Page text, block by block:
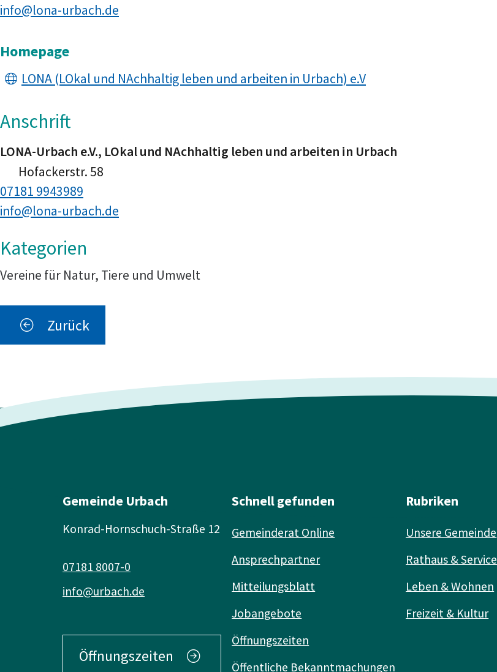
info@lona-urbach.de
Homepage
LONA (LOkal und NAchhaltig leben und arbeiten in Urbach) e.V
Anschrift
LONA-Urbach e.V., LOkal und NAchhaltig leben und arbeiten in Urbach
Hofackerstr. 58
info@lona-urbach.de
07181 9943989
Vereine für Natur, Tiere und Umwelt
Zurück
Gemeinde Urbach
Konrad-Hornschuch-Straße 12
info@urbach.de
07181 8007-0
Öffnungszeiten
Schnell gefunden
Gemeinderat Online
Ansprechpartner
Mitteilungsblatt
Jobangebote
Öffnungszeiten
Öffentliche Bekanntmachungen
Rubriken
Unsere Gemeinde
Rathaus & Service
Leben & Wohnen
Freizeit & Kultur